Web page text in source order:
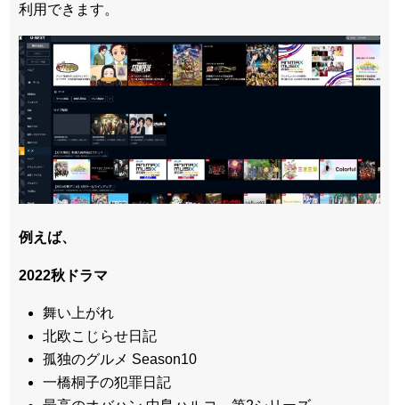
利用できます。
例えば、
2022秋ドラマ
舞い上がれ
北欧こじらせ日記
孤独のグルメ Season10
一橋桐子の犯罪日記